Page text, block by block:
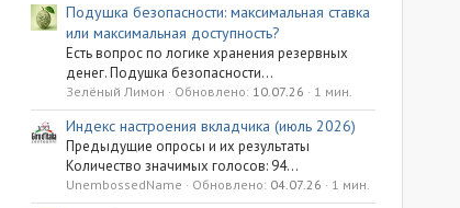
Подушка безопасности: максимальная ставка
или максимальная доступность?
Есть вопрос по логике хранения резервных
денег. Подушка безопасности...
Зелёный Лимон Обновлено: 10.07.26 1 мин.
Индекс настроения вкладчика (июль 2026)
Предыдущие опросы и их результаты
Количество значимых голосов: 94...
UnembossedName Обновлено: 04.07.26 1 мин.